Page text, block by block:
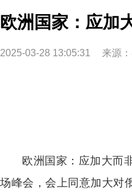
欧洲国家：应加
2025-03-28 13:05:31 来源：
欧洲国家：应加大而
场峰会，会上同意加大对